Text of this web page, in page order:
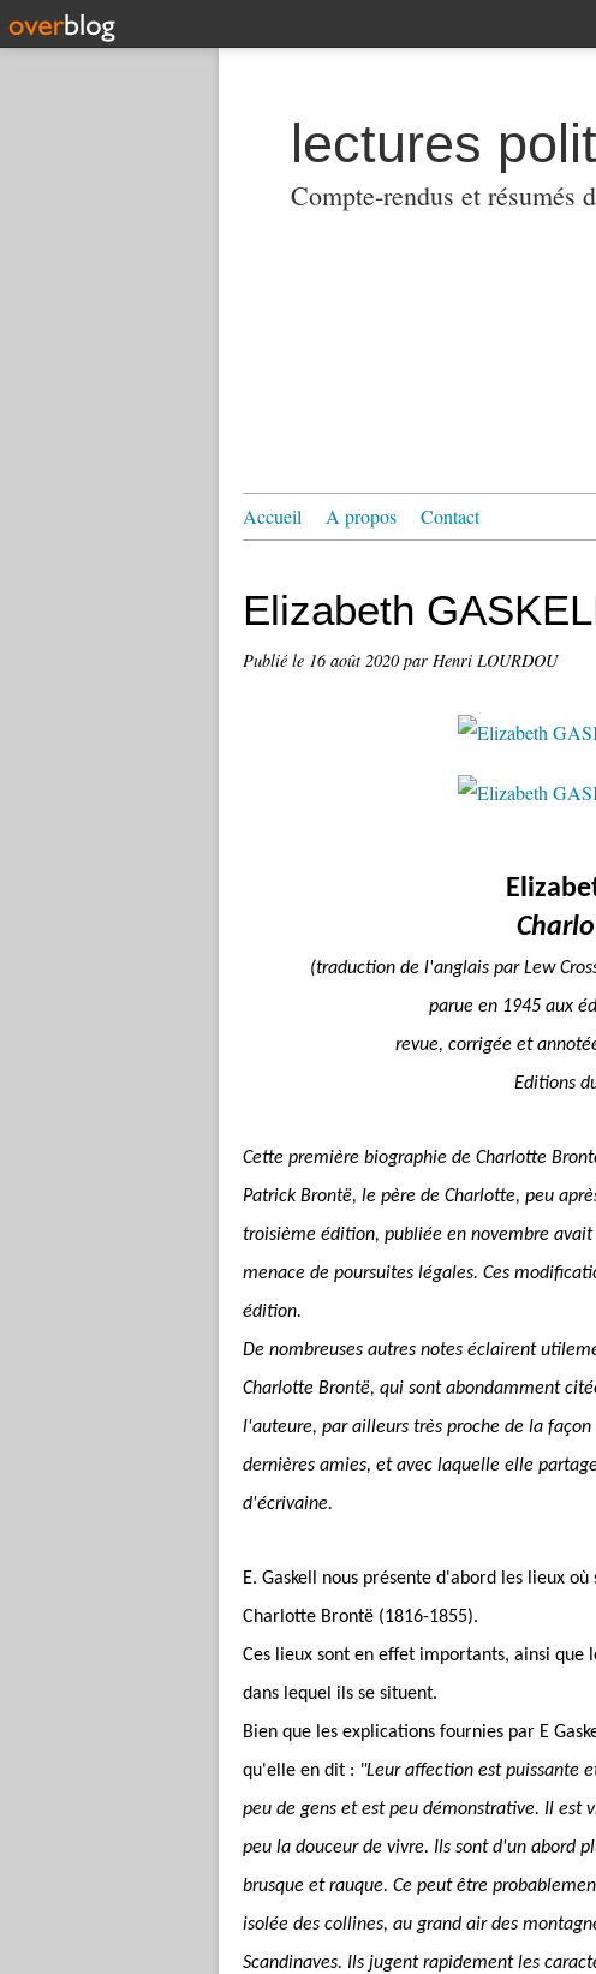
lectures
Compte-rendus et
Accueil A propos Contact
Elizabeth
Publié le 16 août 2020par Henri LOURDOU
(traduction de l'anglais par Lew
parue en 1945 aux
revue, corrigée et
Editions
Cette première biographie de Charlotte
Patrick Brontë, le père de Charlotte, peu
troisième édition, publiée en novembre
menace de poursuites légales. Ces
édition.
De nombreuses autres notes éclairent
Charlotte Brontë, qui sont abondamment
l'auteure, par ailleurs très proche de la
dernières amies, et avec laquelle elle
d'écrivaine.
E. Gaskell nous présente d'abord les lieux
Charlotte Brontë (1816-1855).
Ces lieux sont en effet importants, ainsi que
dans lequel ils se situent.
Bien que les explications fournies par E
qu'elle en dit : "Leur affection est puissante
peu de gens et est peu démonstrative. Il est
peu la douceur de vivre. Ils sont d'un abord
brusque et rauque. Ce peut être
isolée des collines, au grand air des
Scandinaves. Ils jugent rapidement les